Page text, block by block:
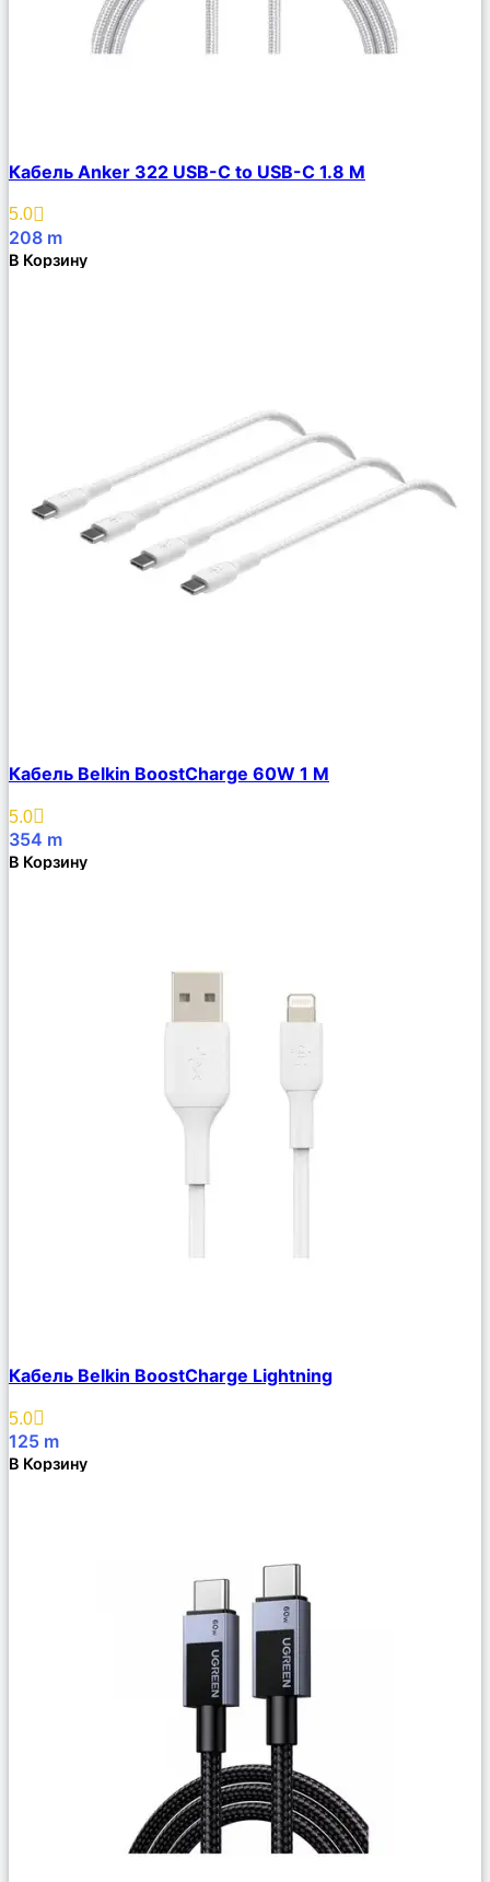
Описание
Избранное
Кабель Anker 322 USB-C to USB-C 1.8 М
5.0
208 m
В Корзину
Описание
Избранное
Кабель Belkin BoostCharge 60W 1 М
5.0
354 m
В Корзину
Описание
Избранное
Кабель Belkin BoostCharge Lightning
5.0
125 m
В Корзину